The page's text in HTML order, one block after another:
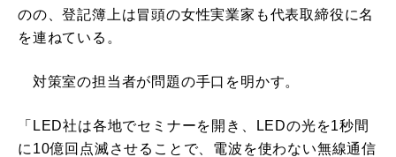
のの、登記簿上は冒頭の女性実業家も代表取締役に名
を連ねている。
対策室の担当者が問題の手口を明かす。
「LED社は各地でセミナーを開き、LEDの光を1秒間
に10億回点滅させることで、電波を使わない無線通信